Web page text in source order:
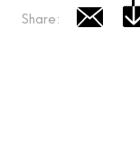
Share: